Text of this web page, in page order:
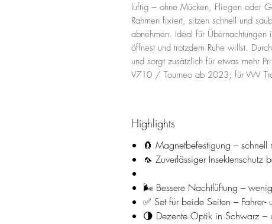
luftig – ohne Mücken, Fliegen oder
Rahmen fixiert, sitzen schnell und
abnehmen. Ideal für
öffnest und trotzdem Ruhe willst.
und sorgt zusätzlich für etwas mehr
V710 / Tourneo ab 2023; für VW
Highlights
🧲 Magnetbefestigung –
🦟 Zuverlässiger Insektenschutz
🌬️ Bessere Nachtlüftung –
✅ Set für beide Seiten – Fahrer-
🌗 Dezente Optik in Schwarz –